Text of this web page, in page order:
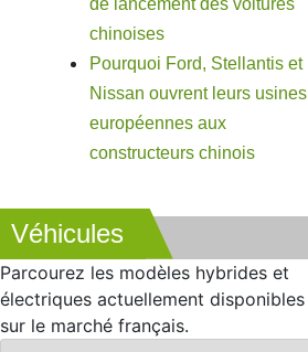
chinoises
Pourquoi Ford, Stellantis et
Nissan ouvrent leurs usines
européennes aux
constructeurs chinois
Véhicules
Parcourez les modèles hybrides et
électriques actuellement disponibles
sur le marché français.